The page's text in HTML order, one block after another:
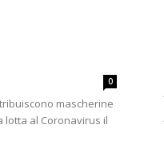
0
mascherine
lotta al Coronavirus il